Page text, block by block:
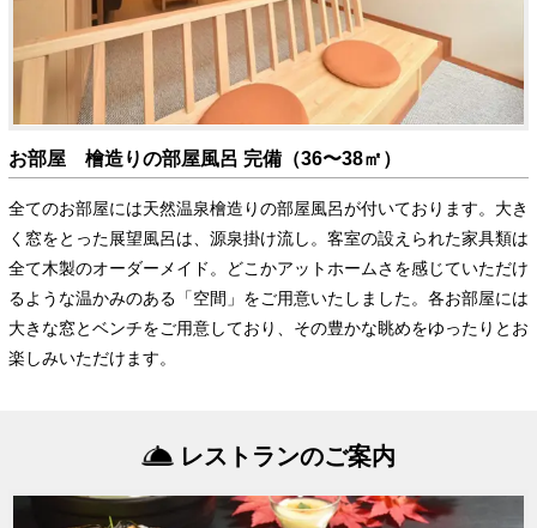
お部屋 檜造りの部屋風呂 完備（36〜38㎡）
全てのお部屋には天然温泉檜造りの部屋風呂が付いております。大き
く窓をとった展望風呂は、源泉掛け流し。客室の設えられた家具類は
全て木製のオーダーメイド。どこかアットホームさを感じていただけ
るような温かみのある「空間」をご用意いたしました。各お部屋には
大きな窓とベンチをご用意しており、その豊かな眺めをゆったりとお
楽しみいただけます。
レストランのご案内